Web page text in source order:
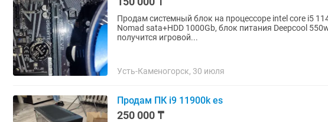
Продам системный блок на процессоре intel core i5
Nomad sata+HDD 1000Gb, блок питания Deepcool
получится игровой...
Усть-Каменогорск, 30 июля
Продам ПК i9 11900k es
250 000 ₸